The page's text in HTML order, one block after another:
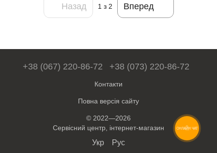
Назад 1 з 2 Вперед
+38 (067) 220-86-72 +38 (073) 220-86-72
Контакти
Повна версія сайту
© 2022—2026
Сервісний центр, інтернет-магазин
Укр Рус
ОНЛАЙН ЧАТ